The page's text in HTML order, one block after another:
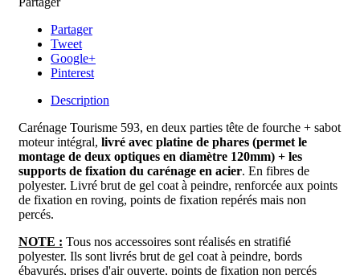
Partager
Tweet
Google+
Pinterest
Description
Carénage Tourisme 593, en deux parties tête de fourche + sabot
moteur intégral, livré avec platine de phares (permet le
montage de deux optiques en diamètre 120mm) + les
supports de fixation du carénage en acier. En fibres de
polyester. Livré brut de gel coat à peindre, renforcée aux points
de fixation en roving, points de fixation repérés mais non
percés.
NOTE : Tous nos accessoires sont réalisés en stratifié
polyester. Ils sont livrés brut de gel coat à peindre, bords
ébavurés, prises d'air ouverte, points de fixation non percés